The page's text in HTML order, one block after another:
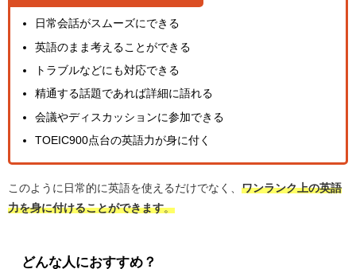
日常会話がスムーズにできる
英語のまま考えることができる
トラブルなどにも対応できる
精通する話題であれば詳細に語れる
会議やディスカッションに参加できる
TOEIC900点台の英語力が身に付く
このように日常的に英語を使えるだけでなく、 ワンランク上の英語
力を身に付けることができます。
どんな人におすすめ？